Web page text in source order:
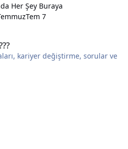
Her Şey Buraya
Tem 7
kariyer değiştirme, sorular ve